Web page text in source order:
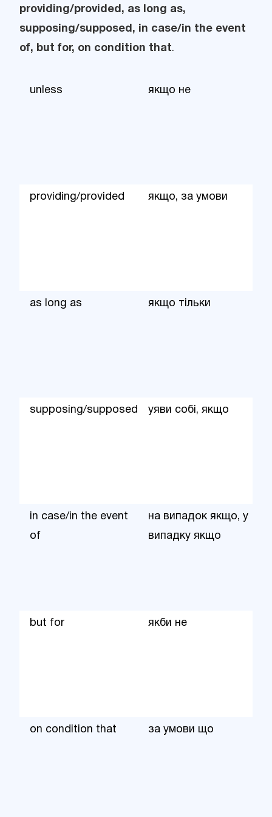
providing/provided, as long as,
supposing/supposed, in case/in the event
of, but for, on condition that.
unless якщо не
providing/provided якщо, за умови
as long as якщо тільки
supposing/supposed уяви собі, якщо
in case/in the event
of
на випадок якщо, у
випадку якщо
but for якби не
on condition that за умови що